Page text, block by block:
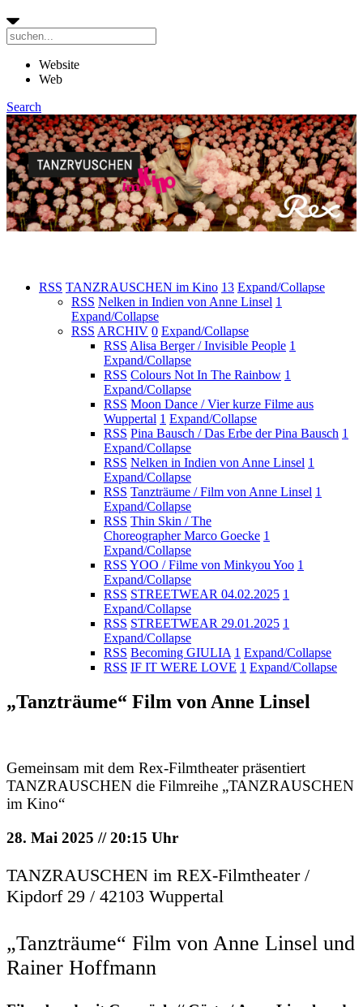
Website
Web
Search
RSS TANZRAUSCHEN im Kino 13 Expand/Collapse
RSS Nelken in Indien von Anne Linsel 1
Expand/Collapse
RSS ARCHIV 0 Expand/Collapse
RSS Alisa Berger / Invisible People 1
Expand/Collapse
RSS Colours Not In The Rainbow 1
Expand/Collapse
RSS Moon Dance / Vier kurze Filme aus
Wuppertal 1 Expand/Collapse
RSS Pina Bausch / Das Erbe der Pina Bausch 1
Expand/Collapse
RSS Nelken in Indien von Anne Linsel 1
Expand/Collapse
RSS Tanzträume / Film von Anne Linsel 1
Expand/Collapse
RSS Thin Skin / The
Choreographer Marco Goecke 1
Expand/Collapse
RSS YOO / Filme von Minkyou Yoo 1
Expand/Collapse
RSS STREETWEAR 04.02.2025 1
Expand/Collapse
RSS STREETWEAR 29.01.2025 1
Expand/Collapse
RSS Becoming GIULIA 1 Expand/Collapse
RSS IF IT WERE LOVE 1 Expand/Collapse
„Tanzträume“ Film von Anne Linsel
Gemeinsam mit dem Rex-Filmtheater präsentiert
TANZRAUSCHEN die Filmreihe „TANZRAUSCHEN
im Kino“
28. Mai 2025 // 20:15 Uhr
TANZRAUSCHEN im REX-Filmtheater /
Kipdorf 29 / 42103 Wuppertal
„Tanzträume“ Film von Anne Linsel und
Rainer Hoffmann